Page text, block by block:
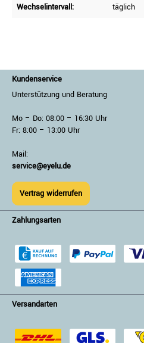
Wechselintervall:
täglich
Kundenservice
Unterstützung und Beratung
Mo – Do: 08:00 – 16:30 Uhr
Fr: 8:00 – 13:00 Uhr
Mail:
service@eyelu.de
Vertrag widerrufen
Zahlungsarten
Versandarten